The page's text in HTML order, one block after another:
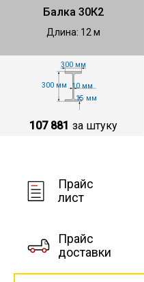
Балка 30К2
Длина: 12 м
300 мм
300 мм
10 мм
15 мм
107 881 за штуку
Прайс
лист
Прайс
доставки